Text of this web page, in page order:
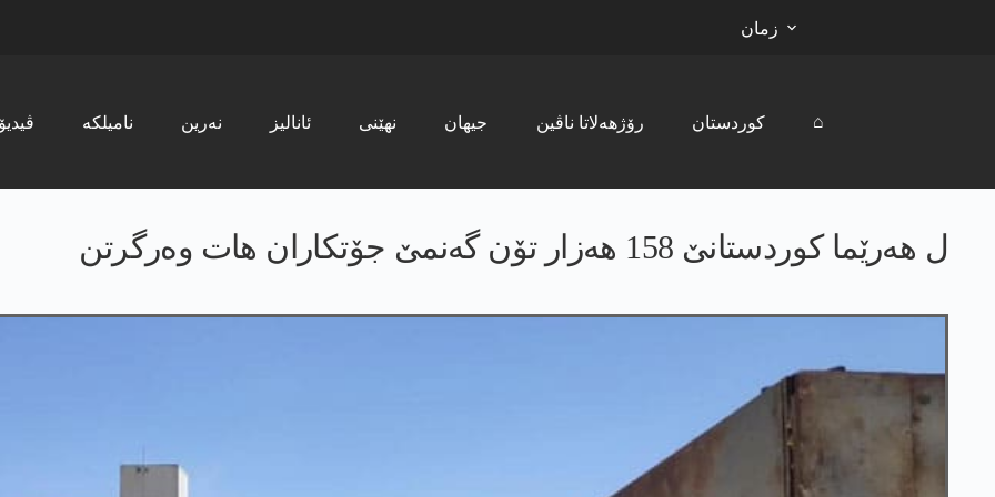
زمان
ڤیدیۆ نامیلکە نەرین ئانالیز نھێنی جیھان رۆژھەلاتا ناڤین کوردستان ⌂
ل ھەرێما کوردستانێ 158 ھەزار تۆن گەنمێ جۆتکاران ھات وەرگرتن